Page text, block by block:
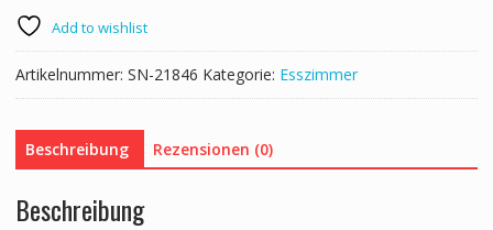
x
60
x
90
Menge
Add to wishlist
Artikelnummer: SN-21846 Kategorie: Esszimmer
Beschreibung Rezensionen (0)
Beschreibung